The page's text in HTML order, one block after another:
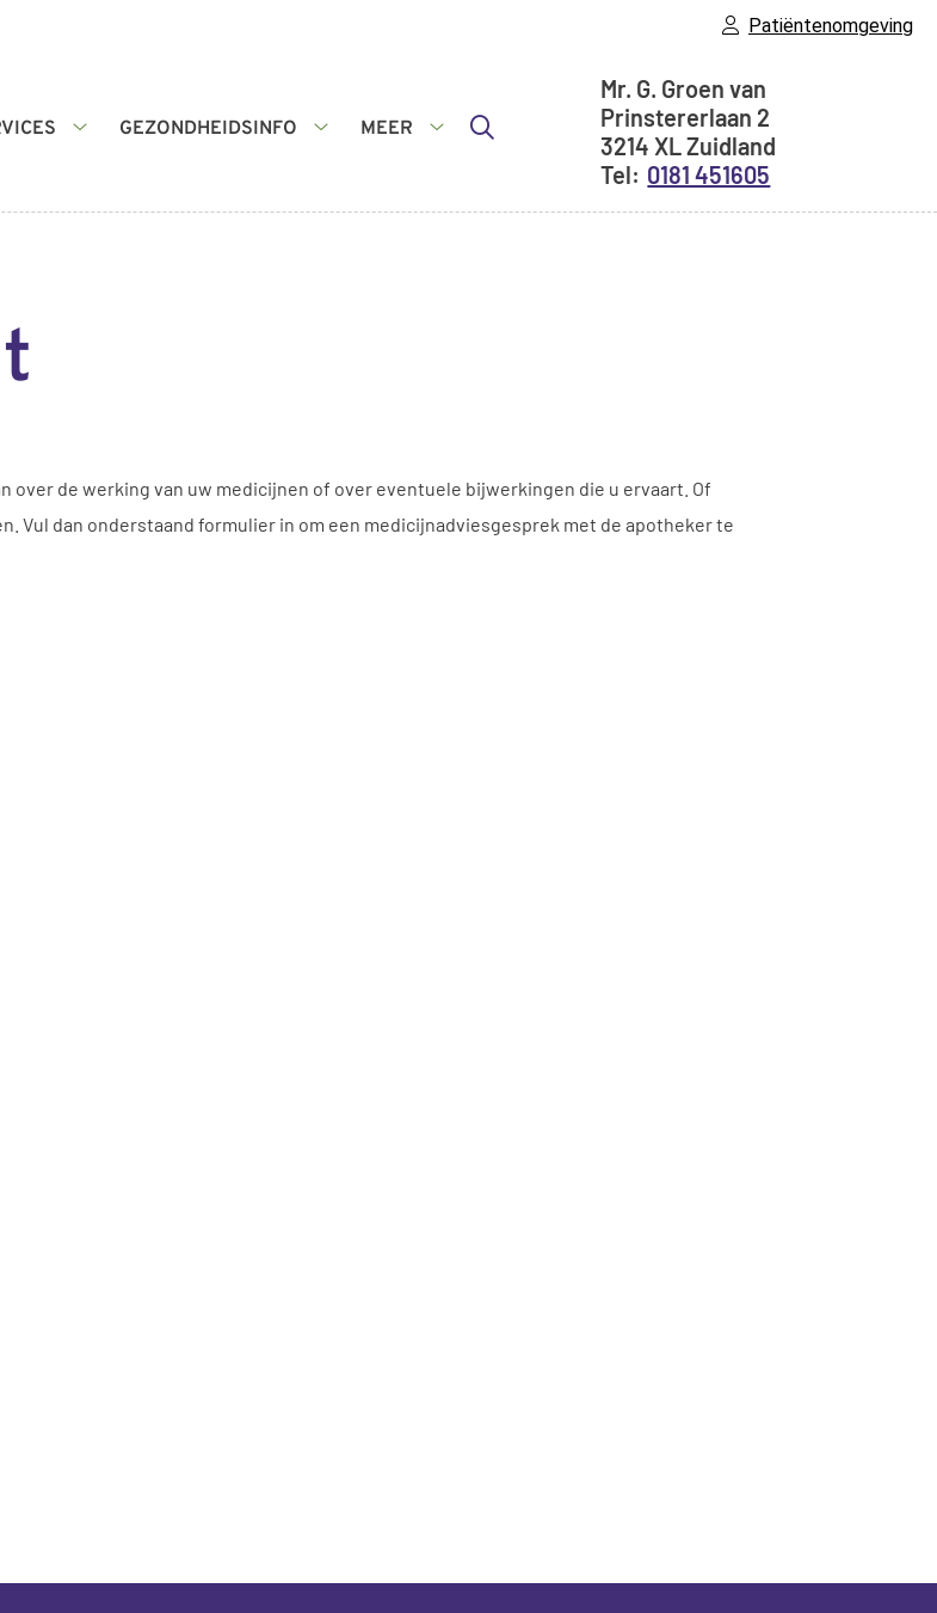
Patiëntenomgeving
GEZONDHEIDSINFO
MEER
Adresgegevens
Mr. G. Groen van
Prinstererlaan 2
3214 XLZuidland
0181 451605
over de werking van uw medicijnen of over eventuele bijwerkingen die u ervaart. Of
Vul dan onderstaand formulier in om een medicijnadviesgesprek met de apotheker te